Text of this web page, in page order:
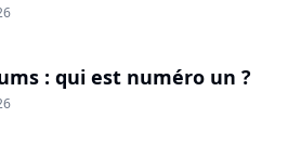
: qui est numéro un ?